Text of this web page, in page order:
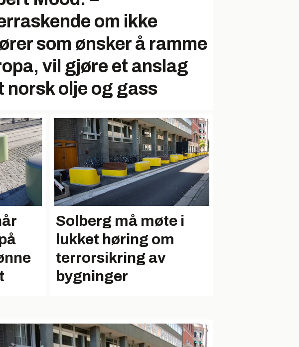
om ikke
som ønsker å ramme
vil gjøre et anslag
norsk olje og gass
Solberg må møte i
lukket høring om
terrorsikring av
bygninger